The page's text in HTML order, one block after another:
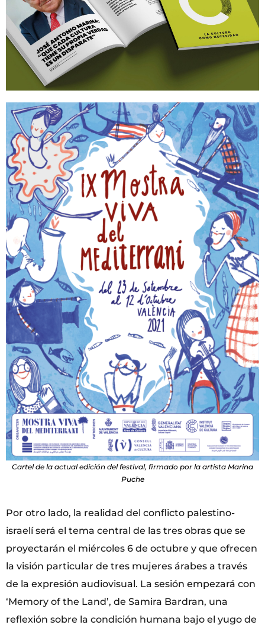
Cartel de la actual edición del festival, firmado por la artista Marina
Puche
Por otro lado, la realidad del conflicto palestino-
israelí será el tema central de las tres obras que se
proyectarán el miércoles 6 de octubre y que ofrecen
la visión particular de tres mujeres árabes a través
de la expresión audiovisual. La sesión empezará con
‘Memory of the Land’, de Samira Bardran, una
reflexión sobre la condición humana bajo el yugo de